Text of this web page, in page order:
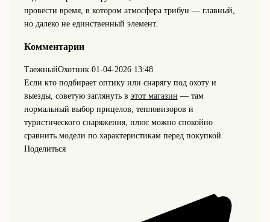
провести время, в котором атмосфера трибун — главный,
но далеко не единственный элемент.
Комментарии
ТаежныйОхотник 01-04-2026 13:48
Если кто подбирает оптику или снарягу под охоту и
выезды, советую заглянуть в этот магазин — там
нормальный выбор прицелов, тепловизоров и
туристического снаряжения, плюс можно спокойно
сравнить модели по характеристикам перед покупкой.
Поделиться